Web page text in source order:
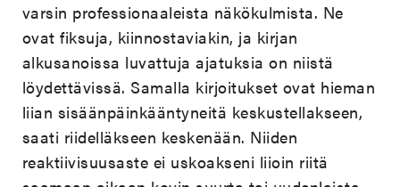
varsin professionaaleista näkökulmista. Ne
ovat fiksuja, kiinnostaviakin, ja kirjan
alkusanoissa luvattuja ajatuksia on niistä
löydettävissä. Samalla kirjoitukset ovat hieman
liian sisäänpäinkääntyneitä keskustellakseen,
saati riidelläkseen keskenään. Niiden
reaktiivisuusaste ei uskoakseni liioin riitä